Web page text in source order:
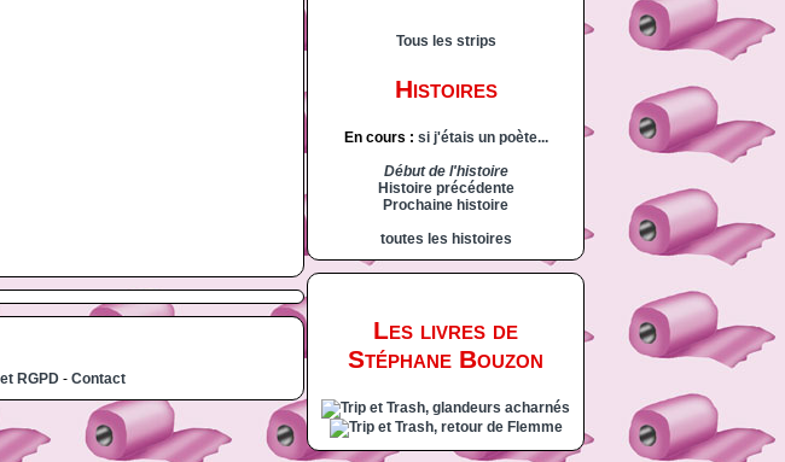
RGPD- Contact
Tous les strips
Histoires
En cours : si j'étais un poète...
Début de l'histoire
Histoire précédente
Prochaine histoire
toutes les histoires
Les livres de
Stéphane Bouzon